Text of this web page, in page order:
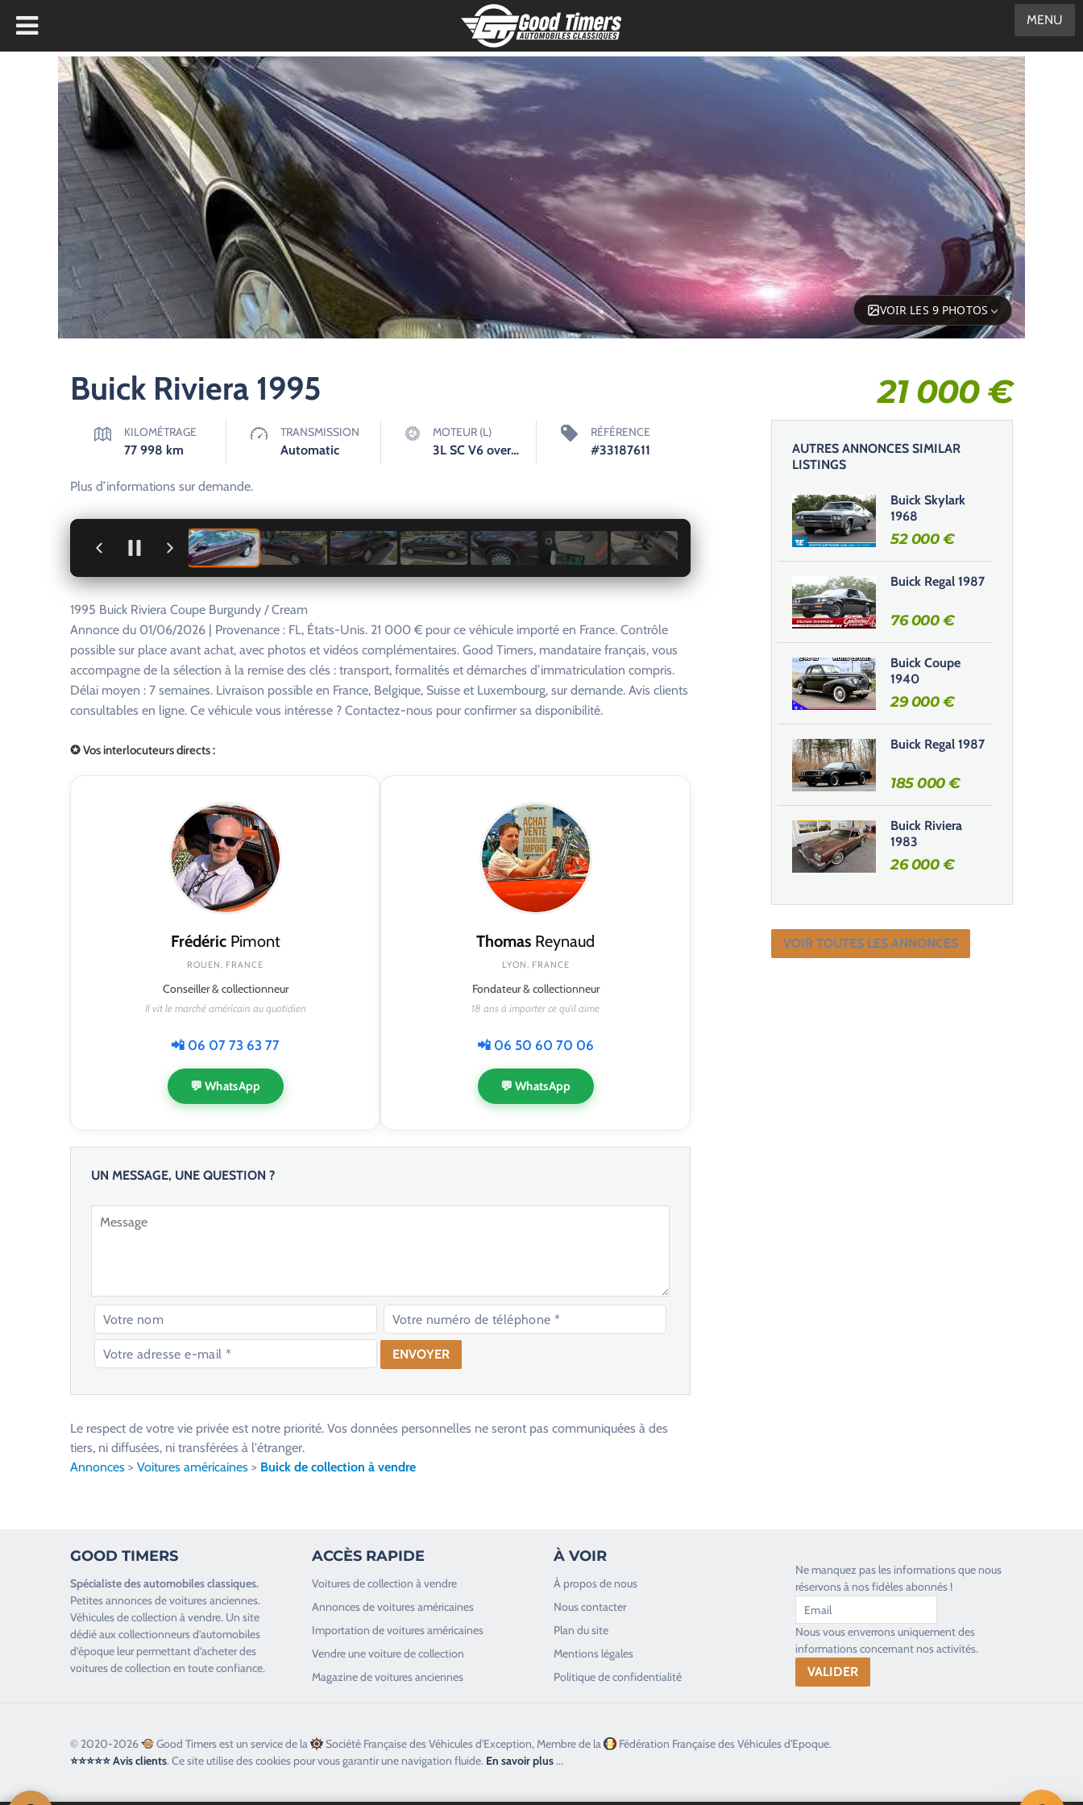
VOIR LES 9 PHOTOS
Buick Riviera 1995 21 000€
KILOMÉTRAGE
77 998 km
TRANSMISSION
Automatic
MOTEUR (L)
3L SC V6 overhead valves (OHV) 12V
RÉFÉRENCE
#33187611
Plus d’informations sur demande.
1 / 9
1995 Buick Riviera Coupe Burgundy / Cream
Annonce du 01/06/2026 | Provenance : FL, États-Unis. 21 000 € pour ce véhicule importé en France. Contrôle
possible sur place avant achat, avec photos et vidéos complémentaires. Good Timers, mandataire français, vous
accompagne de la sélection à la remise des clés : transport, formalités et démarches d’immatriculation compris.
Délai moyen : 7 semaines. Livraison possible en France, Belgique, Suisse et Luxembourg, sur demande. Avis clients
consultables en ligne. Ce véhicule vous intéresse ? Contactez-nous pour confirmer sa disponibilité.
✪ Vos interlocuteurs directs :
FrédéricPimont
ROUEN, FRANCE
Conseiller & collectionneur
Il vit le marché américain au quotidien
📲 06 07 73 63 77
💬 WhatsApp
Thomas Reynaud
LYON, FRANCE
Fondateur & collectionneur
18 ans à importer ce qu'il aime
📲 06 50 60 70 06
💬 WhatsApp
UN MESSAGE, UNE QUESTION ?
l
a
s
e
r
c
a
m
Le respect de votre vie privée est notre priorité. Vos données personnelles ne seront pas communiquées à des
tiers, ni diffusées, ni transférées à l'étranger.
Annonces > Voitures américaines > Buick de collection à vendre
AUTRES ANNONCES SIMILAR
LISTINGS
Buick Skylark
1968
52 000€
Buick Regal 1987
76 000€
Buick Coupe
1940
29 000€
Buick Regal 1987
185 000€
Buick Riviera
1983
26 000€
VOIR TOUTES LES ANNONCES
GOOD TIMERS
Spécialiste desautomobiles classiques.
Petites annonces devoitures anciennes.
Véhicules de collection à vendre. Un site
dédié aux collectionneurs d’automobiles
d’époque leur permettant d’acheter des
voitures de collection en toute confiance.
ACCÈS RAPIDE
Voitures de collection à vendre
Annonces de voitures américaines
Importation de voitures américaines
Vendre une voiture de collection
Magazine de voitures anciennes
À VOIR
À propos de nous
Nous contacter
Plan du site
Mentions légales
Politique de confidentialité
Ne manquez pas les informations que nous
réservons à nos fidèles abonnés !
Nous vous enverrons uniquement des
informations concernant nos activités.
© 2020-2026 Good Timers est un service de la Société Française des Véhicules d'Exception, Membre de la
Fédération Française des Véhicules d'Epoque.
⭐⭐⭐⭐⭐ Avis clients. Ce site utilise des cookies pour vous garantir une navigation fluide. En savoir plus...
MENU